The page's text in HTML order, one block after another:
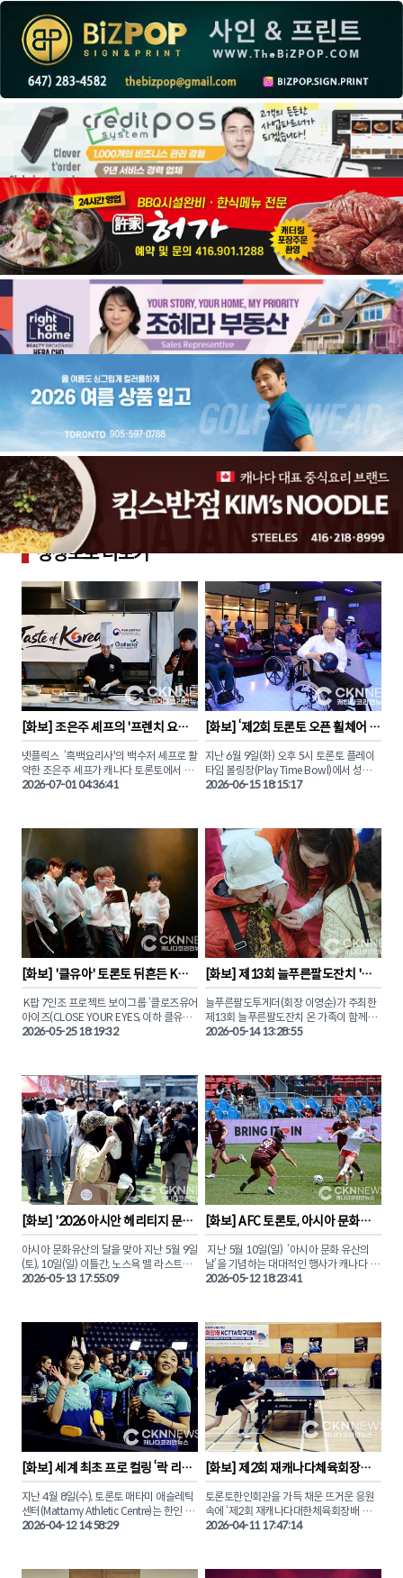
생생포토더보기
[화보] 조은주 셰프의 '프렌치 요리
와 한식의 만남' 토론토 시연회
넷플릭스  ‘흑백요리사'의 백수저 셰프로 활
약한 조은주 셰프가 캐나다 토론토에서 고
품격 K-푸드의 진수를 선보였다.
열린 이번 행사는 온주한인비즈니스협회
(KCBA)와 한식진흥원(KFPI)이 공동 주최
하고, 주토론토총영사관과 갤러리아슈퍼마
켓의 후원으로 진행됐다.
‘고품격 K-파인 다이닝과 창작 칵테일의 만
남(THE CULINARY CONVERGENCE)’이
라는 주제로 열린 조은주 셰프의 정교한 프
렌치 분자요리 기법과 한국 전통 식재료의
깊은 맛이 접시 위에서 독창적인 예술로 피
어났다.
현지 미식가들과 한인 요식업계 리더들은
눈과 입을 모두 사로잡는 조은주 셰프의 아
름다운 요리 시연회 현장의 감동을 CKN뉴
2026-07-01 04:36:41
[화보] ‘제2회 토론토 오픈 휠체어 볼
링대회’ 화합과 감동의 현장
지난 6월 9일(화) 오후 5시 토론토 플레이
타임 볼링장(Play Time Bowl)에서 성인장
애인공동체 주최로 열린 ‘제2회 토론토 오
이날 대회는 장애인과 비장애인이 한자리
에 모여 깊은 유대감을 나누는 볼링 축제의
장으로 채워졌다.
비장애인 참가자들은 직접 휠체어에 앉아
함께 공을 굴리며 장애에 대한 편견을 허물
고 아름다운 소통의 순간을 만들어냈다.
도전과 성취 그리고 따뜻한 연대의 감동이
교차했던 그날의 생생한 장면들을 독자들
에게 화보로 전해본다.
2026-06-15 18:15:17
[화보] '클유아' 토론토 뒤흔든 K
팝… 캐나다 투어 콘서트 성료
K팝 7인조 프로젝트 보이그룹 ‘클로즈유어
아이즈(CLOSE YOUR EYES, 이하 클유
아)’가 토론토에서 캐나다 첫 번째 단독 콘
토론토 공연은 지난 5월 22일(금) 오후 6
30분, 다운타운에 위치한 ‘블루마 애플 시
어터(Bluma Appel Theatre)’에서 ‘비욘드
유어 아이즈(BEYOND YOUR EYES)’라는
타이틀로 800여명의 관객들 앞에서 개최
됐다.
이번 공연은 '클유아'의 공식 팬덤인 '클로
저(CLOSER)' 팬들의 뜨거운 호응 속에 전
석 매진을 기록했다. 본보가 직접 취재한 클
유아의 토론토 콘서트를 사진으로 만나보
자.
© 2026 CANADA KOREAN NETWORK
NEWS (CKN뉴스)
2026-05-25 18:19:32
[화보] 제13회 늘푸른팔도잔치 '어
버이날 행사' 성황리 개최
늘푸른팔도투게더(회장 이영순)가 주최한
제13회 늘푸른팔도잔치 온 가족이 함께하
는 ‘어버이날 행사’가 지난 9일(토) 오후 5
마무리됐다.
이날 행사에는 지역 한인 어르신과 내외빈,
공연진을 포함해 약 200여 명이 참석했으
며 도윤주 씨의 사회로 진행됐다.
1부와 2부로 나뉘어 다채로운 프로그램과
기념식 행사가 진행됐다. CKN뉴스와 함께
이날 현장의 뜨거운 분위기를 만나보자.
2026-05-14 13:28:55
[화보] '2026 아시안 헤리티지 문화
축제' 성료 … '열정과 화합'
아시아 문화유산의 달을 맞아 지난 5월 9일
(토), 10일(일) 이틀간, 노스욕 멜 라스트먼
광장에서 펼쳐진 ‘2026 아시안 헤리티지
이번 행사에는 올리비아 차우 토론토 시장
과 조성준 온타리오주 장관, 알리 에사시 하
원의원, 릴리 쳉 시의원 등 한인 사회에 친
숙한 정재계 주요 인사들이 대거 참석하며
아시아계 커뮤니티가 토론토의 성장을 이
끄는 핵심 원동력임을 입증하는 시간을 가
특히 전통 사자춤으로 포문을 연 현장은 세
대와 국적을 초월해 아시아의 유구한 전통
을 공유하는 화합의 장으로 거듭났다.
이번 행사에서 선보인 K-푸드와 K-팝 커버
댄스팀 ‘SeaGalz’의 무대는 축제의 열기를
2026-05-13 17:55:09
[화보] AFC 토론토, 아시아 문화유
산 및 어머니날 기념행사 개최
지난 5월 10일(일)  ‘아시아 문화 유산의
날’을 기념하는 대대적인 행사가 캐나다 여
자 프로축구 노던 슈퍼리그(NSL) 소속 AFC
이날 경기에서 AFC 토론토는 몬트리올 로
지스에 0-1로 패하며 시즌 첫 패배를 기록
했으나 하프타임 및 경기 전후에 다양한 아
시아 민족 행사가 열러 마더스데이를 맞아
경기장을 찾은 관중들에게 특별한 감동을
선사했다.
CKN뉴스(캐나다코리안뉴스)는 이날 진행
된 캐나다 판소리센터 이상아 음악감독의
'오 캐나다' 열창과 AFC공동창립자 브랜다
하의 토큰 토스, 한국계 AFC 토론토 에이스
사만다 창을 모습을 사진에 담았다 .
'아시아 문화유산의 날' 기념행사와 함께 펼
2026-05-12 18:23:41
[화보] 세계 최초 프로 컬링 ‘락 리그’
대한민국 김민지, 설예은 출전
지난 4월 8일(수), 토론토 매타미 애슬레틱
센터(Mattamy Athletic Centre)는 한인 동
포들의 뜨거운 함성으로 가득 찼다. 세계 최
지와 설예은이 출전했기 때문이다.
2026-04-12 14:58:29
[화보] 제2회 재캐나다체육회장배
탁구대회 '종목별 수상자'
토론토한인회관을 가득 채운 뜨거운 응원
속에 ‘제2회 재캐나다대한체육회장배 탁구
대회’의 종목별 주인공들이 가려졌습니다.
제107회 전국체육대회 캐나다 대표 선발
2026-04-11 17:47:14